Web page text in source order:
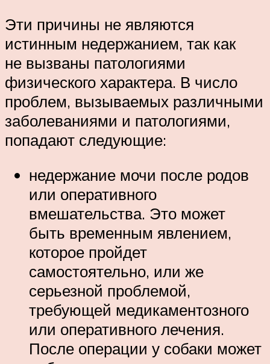
Эти причины не являются
истинным недержанием, так как
не вызваны патологиями
физического характера. В число
проблем, вызываемых различными
заболеваниями и патологиями,
попадают следующие:
недержание мочи после родов
или оперативного
вмешательства. Это может
быть временным явлением,
которое пройдет
самостоятельно, или же
серьезной проблемой,
требующей медикаментозного
или оперативного лечения.
После операции у собаки может